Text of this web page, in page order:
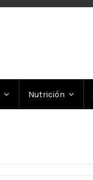
Nutrición